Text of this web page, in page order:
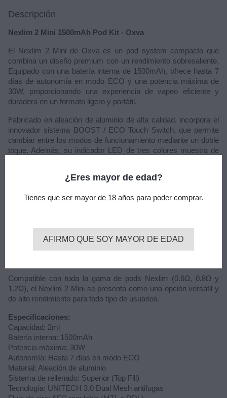
Descripción
Nexlim 2 Mini 1500mAh Pod Kit - Oxva
El Nexlim 2 Mini de Oxva es un pod system compacto que
combina un diseño premium con un rendimiento sobresaliente.
Equipado con una batería interna de 1500mAh, ofrece hasta 7
días de autonomía en modo ECO y una potencia máxima de
30W, proporcionando una experiencia de vapeo eficiente y
duradera en un formato ligero y portátil.
Fabricado en aleación de aluminio de alta calidad, incorpora el
innovador sistema BOOST / ECO Touch Switch, que permite
cambiar entre los modos de funcionamiento mediante un doble
toque. Además, su indicador LED de tres colores muestra de
aire de alta precisión (AFC), permitiendo ajustar fácilmente la
rellenado superior (Top Fill) y la tecnología UNITECH 3.0,
diseñada para minimizar fugas y prolongar la vida útil de la
resistencia gracias a su estructura Dual Mesh, capaz de
Compatible con toda la gama de pods Nexlim (0.6Ω, 0.8Ω y
1.2Ω), el Nexlim 2 Mini se presenta como una opción versátil y
de alto rendimiento para todo tipo de usuarios.
Especificaciones:
Capacidad: 2ml
Batería interna: 1500mAh
Potencia máxima: 30W
Autonomía: Hasta 7 días en modo ECO
Material: Aleación de aluminio
Sistema de rellenado: Superior (Top Fill)
Tecnología: UNITECH 3.0 Dual Mesh antifugas
¿Eres mayor de edad?
Tienes que ser mayor de 18 años para poder comprar.
AFIRMO QUE SOY MAYOR DE EDAD